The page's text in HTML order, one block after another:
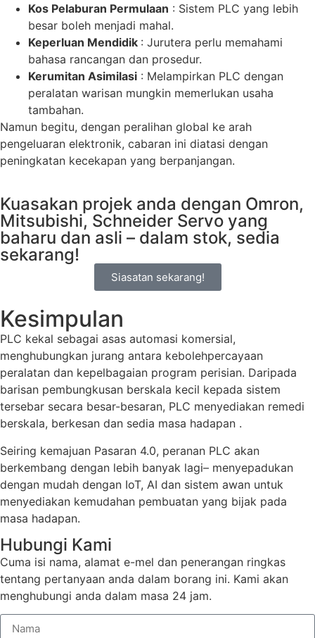
Kos Pelaburan Permulaan : Sistem PLC yang lebih
besar boleh menjadi mahal.
Keperluan Mendidik : Jurutera perlu memahami
bahasa rancangan dan prosedur.
Kerumitan Asimilasi : Melampirkan PLC dengan
peralatan warisan mungkin memerlukan usaha
tambahan.
Namun begitu, dengan peralihan global ke arah
pengeluaran elektronik, cabaran ini diatasi dengan
peningkatan kecekapan yang berpanjangan.
Kuasakan projek anda dengan Omron,
Mitsubishi, Schneider Servo yang
baharu dan asli – dalam stok, sedia
sekarang!
Siasatan sekarang!
Kesimpulan
PLC kekal sebagai asas automasi komersial,
menghubungkan jurang antara kebolehpercayaan
peralatan dan kepelbagaian program perisian. Daripada
barisan pembungkusan berskala kecil kepada sistem
tersebar secara besar-besaran, PLC menyediakan remedi
berskala, berkesan dan sedia masa hadapan .
Seiring kemajuan Pasaran 4.0, peranan PLC akan
berkembang dengan lebih banyak lagi– menyepadukan
dengan mudah dengan IoT, AI dan sistem awan untuk
menyediakan kemudahan pembuatan yang bijak pada
masa hadapan.
Hubungi Kami
Cuma isi nama, alamat e-mel dan penerangan ringkas
tentang pertanyaan anda dalam borang ini. Kami akan
menghubungi anda dalam masa 24 jam.